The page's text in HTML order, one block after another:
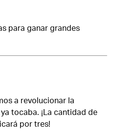
para ganar grandes
a revolucionar la
tocaba. ¡La cantidad de
por tres!